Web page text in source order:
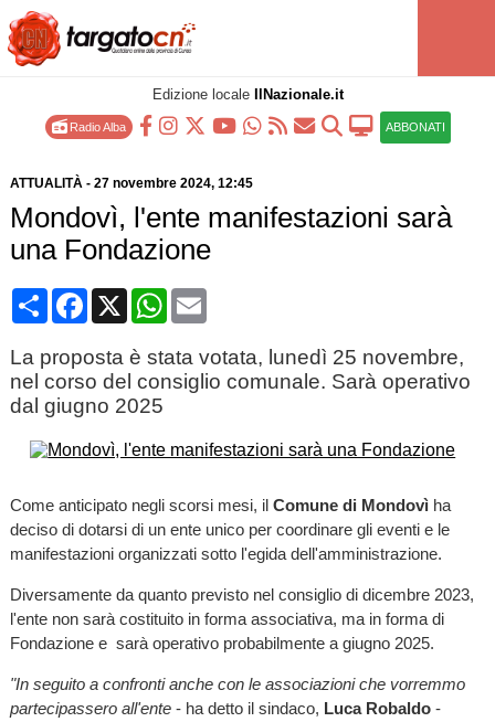
Edizione locale IlNazionale.it
Radio Alba ABBONATI
ATTUALITÀ- 27 novembre 2024, 12:45
Mondovì, l'ente manifestazioni sarà
una Fondazione
CondividiFacebook
X WhatsApp
Email
La proposta è stata votata, lunedì 25 novembre,
nel corso del consiglio comunale. Sarà operativo
dal giugno 2025
Come anticipato negli scorsi mesi, il Comune di Mondovì ha
deciso di dotarsi di un ente unico per coordinare gli eventi e le
manifestazioni organizzati sotto l'egida dell'amministrazione.
Diversamente da quanto previsto nel consiglio di dicembre 2023,
l'ente non sarà costituito in forma associativa, ma in forma di
Fondazione e sarà operativo probabilmente a giugno 2025.
"In seguito a confronti anche con le associazioni che vorremmo
partecipassero all'ente - ha detto il sindaco, Luca Robaldo -